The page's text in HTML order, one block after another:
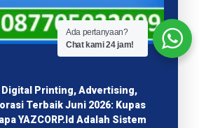
Printing, Advertising,
Terbaik Juni 2026: Kupas
YAZCORP.id Adalah Sistem
Ada pertanyaan?
Chat kami 24 jam!